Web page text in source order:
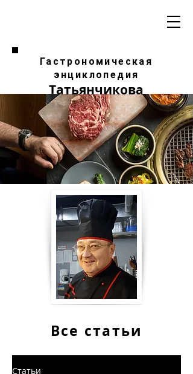
Гастрономическая
энциклопедия
Татьянчикова
Все статьи
Статьи